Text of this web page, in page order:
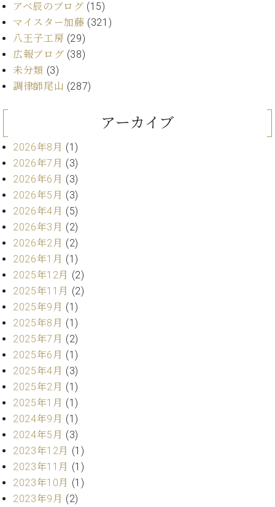
C.BECHSTEIN
Digital(ベ
シ
ュ
イ
ル)
ノ特
選中
古】
イ
ベ
ン
ト
王
子
房
ブ
ロ
グ
ア
ク
ス
お
問
い
合
せ
ア
テ
ィ
ス
ト
カ
ス
アベ辰のブログ (15)
マイスター加藤 (321)
八王子工房 (29)
広報ブログ (38)
未分類 (3)
調律師尾山 (287)
アーカイブ
2026年8月 (1)
2026年7月 (3)
2026年6月 (3)
2026年5月 (3)
2026年4月 (5)
2026年3月 (2)
2026年2月 (2)
2026年1月 (1)
2025年12月 (2)
2025年11月 (2)
2025年9月 (1)
2025年8月 (1)
2025年7月 (2)
2025年6月 (1)
2025年4月 (3)
2025年2月 (1)
2025年1月 (1)
2024年9月 (1)
2024年5月 (3)
2023年12月 (1)
2023年11月 (1)
2023年10月 (1)
2023年9月 (2)